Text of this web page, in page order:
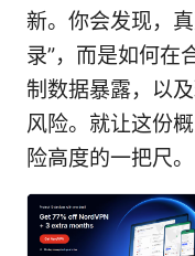
新。你会发现，
录”，而是如何在
制数据暴露，以
风险。就让这份
险高度的一把尺。